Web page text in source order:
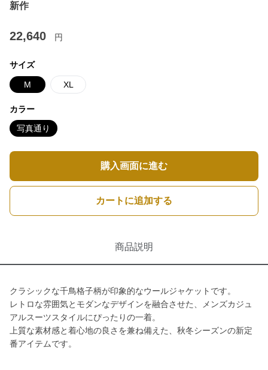
新作
22,640 円
サイズ
M XL
カラー
写真通り
購入画面に進む
カートに追加する
商品説明
クラシックな千鳥格子柄が印象的なウールジャケットです。
レトロな雰囲気とモダンなデザインを融合させた、メンズカジュ
アルスーツスタイルにぴったりの一着。
上質な素材感と着心地の良さを兼ね備えた、秋冬シーズンの新定
番アイテムです。